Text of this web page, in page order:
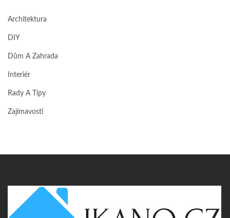
Architektura
DIY
Dům A Zahrada
Interiér
Rady A Tipy
Zajímavosti